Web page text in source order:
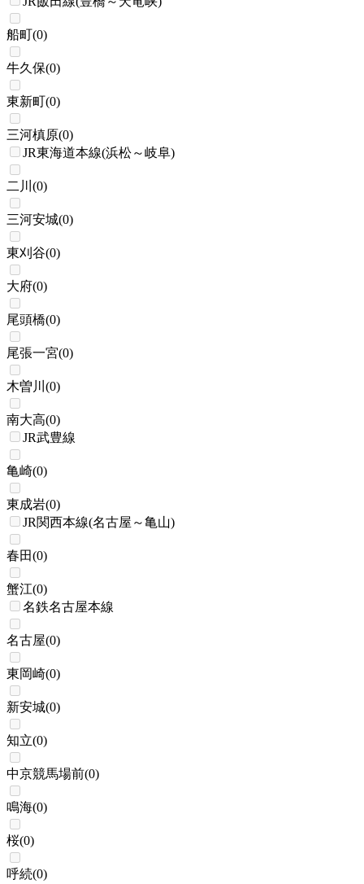
船町(0)
牛久保(0)
東新町(0)
三河槙原(0)
JR東海道本線(浜松～岐阜)
二川 (0)
三河安城(0)
東刈谷(0)
大府(0)
尾頭橋(0)
尾張一宮(0)
木曽川 (0)
南大高(0)
JR武豊線
亀崎(0)
東成岩(0)
JR関西本線(名古屋～亀山)
春田(0)
蟹江(0)
名鉄名古屋本線
名古屋(0)
東岡崎(0)
新安城(0)
知立(0)
中京競馬場前(0)
鳴海(0)
桜(0)
呼続(0)